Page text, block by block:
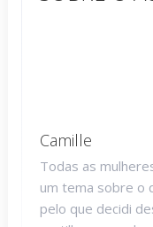
Camille
Todas as
um tema sobre o
pelo que decidi